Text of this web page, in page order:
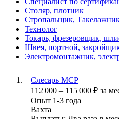
Столяр, плотник
Стропальщик,
Технолог
Токарь, фрезеровщик,
Швея, портной,
Электромонтажник,
Слесарь МСР
112 000 – 115 000 ₽ за
Опыт 1-3 года
Вахта